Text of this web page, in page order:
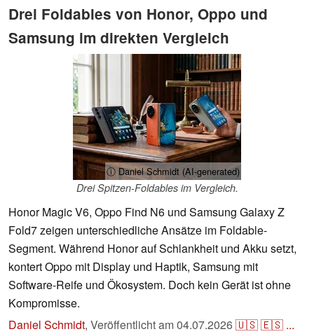
Drei Foldables von Honor, Oppo und
Samsung im direkten Vergleich
ⓘ Daniel Schmidt (AI-generated)
Drei Spitzen-Foldables im Vergleich.
Honor Magic V6, Oppo Find N6 und Samsung Galaxy Z
Fold7 zeigen unterschiedliche Ansätze im Foldable-
Segment. Während Honor auf Schlankheit und Akku setzt,
kontert Oppo mit Display und Haptik, Samsung mit
Software-Reife und Ökosystem. Doch kein Gerät ist ohne
Kompromisse.
Daniel Schmidt, Veröffentlicht am04.07.2026🇺🇸🇪🇸 ...